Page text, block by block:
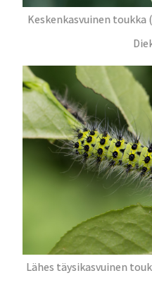
Keskenkasvuinen toukka
Lähes täysikasvuinen